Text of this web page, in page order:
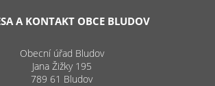
A KONTAKT OBCE BLUDOV
Obecní úřad Bludov
Jana Žižky 195
789 61 Bludov